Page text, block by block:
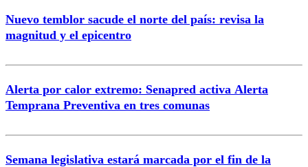
Nuevo temblor sacude el norte del país: revisa la
magnitud y el epicentro
Alerta por calor extremo: Senapred activa Alerta
Temprana Preventiva en tres comunas
Semana legislativa estará marcada por el fin de la